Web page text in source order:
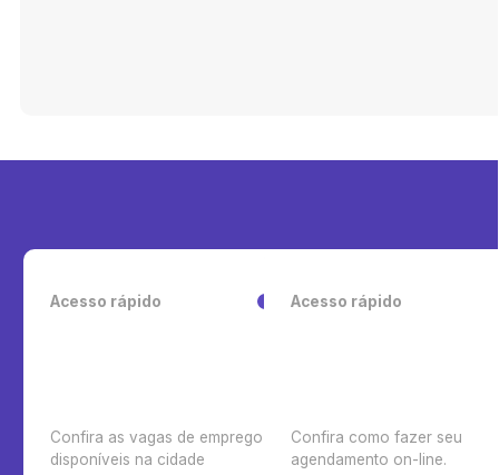
Acesso rápido
Confira as vagas de emprego
disponíveis na cidade
Acesso rápido
Confira como fazer seu
agendamento on-line.